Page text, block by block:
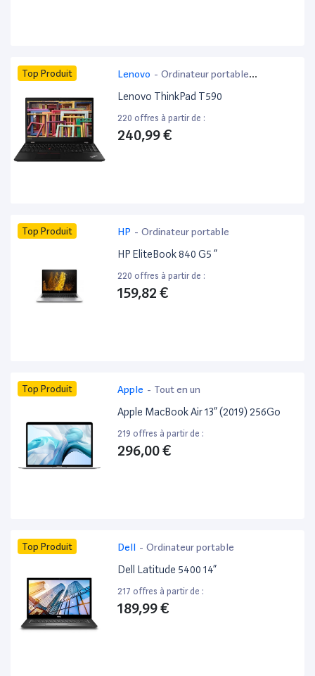
Top Produit Lenovo - Ordinateur portable
bureautique
Lenovo ThinkPad T590
220 offres à partir de :
240,99 €
Top Produit HP - Ordinateur portable
HP EliteBook 840 G5 ”
220 offres à partir de :
159,82 €
Top Produit Apple - Tout en un
Apple MacBook Air 13” (2019) 256Go
219 offres à partir de :
296,00 €
Top Produit Dell - Ordinateur portable
Dell Latitude 5400 14”
217 offres à partir de :
189,99 €